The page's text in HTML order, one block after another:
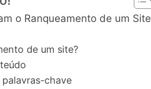
o Ranqueamento de um Site
de um site?
chave